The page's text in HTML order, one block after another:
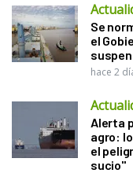
Se
el
hace 2
Alerta
agro:
el
sucio"